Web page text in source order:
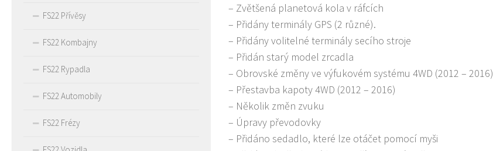
– Zvětšená planetová kola v ráfcích
– Přidány terminály GPS (2 různé).
– Přidány volitelné terminály secího stroje
– Přidán starý model zrcadla
– Obrovské změny ve výfukovém systému 4WD (2012 – 2016)
– Přestavba kapoty 4WD (2012 – 2016)
– Několik změn zvuku
– Úpravy převodovky
– Přidáno sedadlo, které lze otáčet pomocí myši
FS22 Přívěsy
FS22 Kombajny
FS22 Rypadla
FS22 Automobily
FS22 Frézy